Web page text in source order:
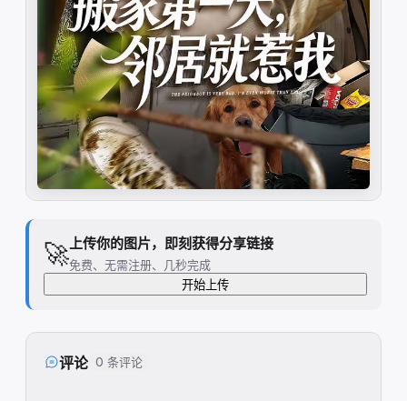
🚀上传你的图片，即刻获得分享链接
免费、无需注册、几秒完成
开始上传
评论 0 条评论